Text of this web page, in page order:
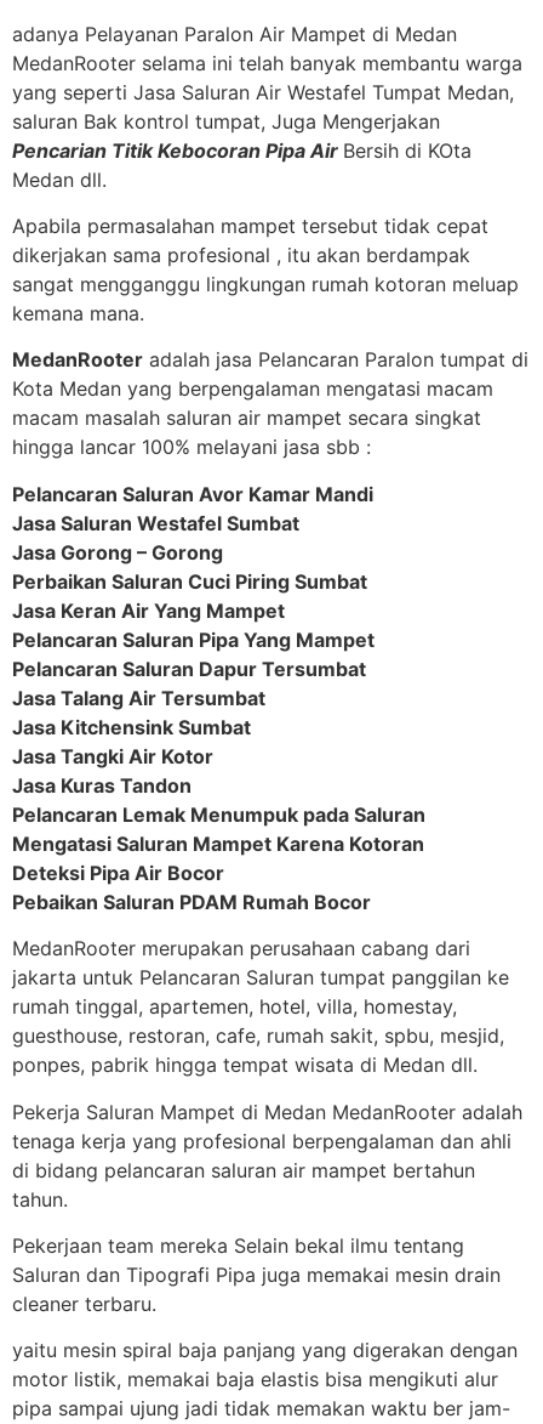
adanya Pelayanan Paralon Air Mampet di Medan
MedanRooter selama ini telah banyak membantu warga
yang seperti Jasa Saluran Air Westafel Tumpat Medan,
saluran Bak kontrol tumpat, Juga Mengerjakan
Pencarian Titik Kebocoran Pipa Air Bersih di KOta
Medan dll.
Apabila permasalahan mampet tersebut tidak cepat
dikerjakan sama profesional , itu akan berdampak
sangat mengganggu lingkungan rumah kotoran meluap
kemana mana.
MedanRooter adalah jasa Pelancaran Paralon tumpat di
Kota Medan yang berpengalaman mengatasi macam
macam masalah saluran air mampet secara singkat
hingga lancar 100% melayani jasa sbb :
Pelancaran Saluran Avor Kamar Mandi
Jasa Saluran Westafel Sumbat
Jasa Gorong – Gorong
Perbaikan Saluran Cuci Piring Sumbat
Jasa Keran Air Yang Mampet
Pelancaran Saluran Pipa Yang Mampet
Pelancaran Saluran Dapur Tersumbat
Jasa Talang Air Tersumbat
Jasa Kitchensink Sumbat
Jasa Tangki Air Kotor
Jasa Kuras Tandon
Pelancaran Lemak Menumpuk pada Saluran
Mengatasi Saluran Mampet Karena Kotoran
Deteksi Pipa Air Bocor
Pebaikan Saluran PDAM Rumah Bocor
MedanRooter merupakan perusahaan cabang dari
jakarta untuk Pelancaran Saluran tumpat panggilan ke
rumah tinggal, apartemen, hotel, villa, homestay,
guesthouse, restoran, cafe, rumah sakit, spbu, mesjid,
ponpes, pabrik hingga tempat wisata di Medan dll.
Pekerja Saluran Mampet di Medan MedanRooter adalah
tenaga kerja yang profesional berpengalaman dan ahli
di bidang pelancaran saluran air mampet bertahun
tahun.
Pekerjaan team mereka Selain bekal ilmu tentang
Saluran dan Tipografi Pipa juga memakai mesin drain
cleaner terbaru.
yaitu mesin spiral baja panjang yang digerakan dengan
motor listik, memakai baja elastis bisa mengikuti alur
pipa sampai ujung jadi tidak memakan waktu ber jam-